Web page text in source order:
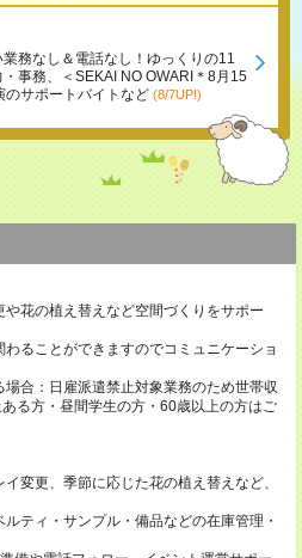
業務なし＆電話なし！ゆっくりの11
事務、＜SEKAI NO OWARI＊8月15
のサポートバイトなど (8/7UP!)
花の植え替えなど空間づくりをサポー
ることができますのでコミュニケーショ
合：日雇派遣禁止対象業務のため世帯収
る方・昼間学生の方・60歳以上の方はご
変更、季節に応じた花の植え替えなど、
ティ・サンプル・備品などの在庫管理・